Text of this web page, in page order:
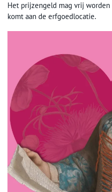
Het prijzengeld mag vrij
komt aan de erfgoedlocatie.